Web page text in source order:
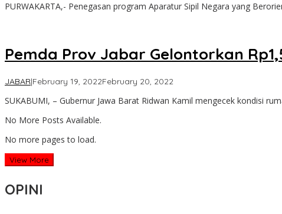
PURWAKARTA,- Penegasan program Aparatur Sipil Negara yang
Pemda Prov Jabar Gelontorkan
JABAR|February 19, 2022February 20, 2022
SUKABUMI, – Gubernur Jawa Barat Ridwan Kamil mengecek kondisi
No More Posts Available.
No more pages to load.
View More
OPINI